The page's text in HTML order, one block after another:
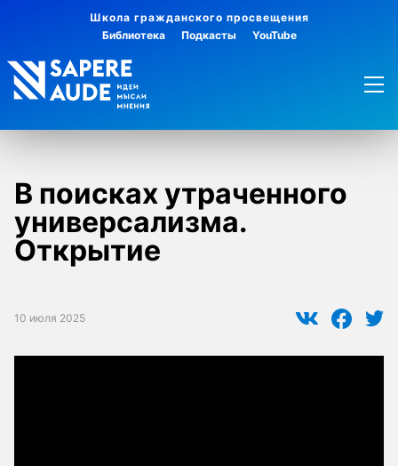
Школа гражданского просвещения
Библиотека
Подкасты YouTube
В поисках утраченного
универсализма.
Открытие
10 июля 2025